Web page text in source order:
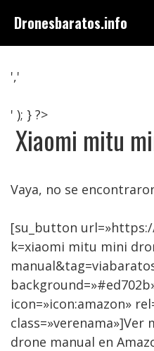
contenido
Dronesbaratos.info
','
' ); } ?>
Xiaomi mitu
Vaya, no se
[su_button
k=xiaomi mitu mini
icon=»icon:amazon»
drone manual en